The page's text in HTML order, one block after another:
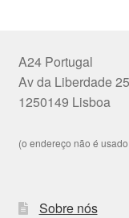
A24 Portugal
Av da Liberdade
1250149 Lisboa
(o endereço não é
Sobre nós